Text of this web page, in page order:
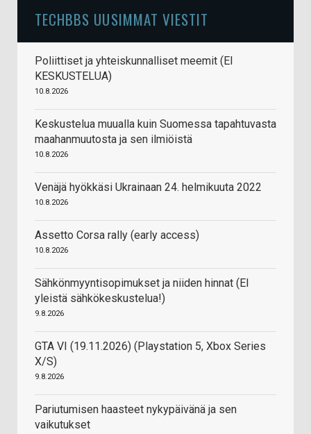
TECHBBS UUSIMMAT VIESTIT
Poliittiset ja yhteiskunnalliset meemit (EI
KESKUSTELUA)
10.8.2026
Keskustelua muualla kuin Suomessa tapahtuvasta
maahanmuutosta ja sen ilmiöistä
10.8.2026
Venäjä hyökkäsi Ukrainaan 24. helmikuuta 2022
10.8.2026
Assetto Corsa rally (early access)
10.8.2026
Sähkönmyyntisopimukset ja niiden hinnat (EI
yleistä sähkökeskustelua!)
9.8.2026
GTA VI (19.11.2026) (Playstation 5, Xbox Series
X/S)
9.8.2026
Pariutumisen haasteet nykypäivänä ja sen
vaikutukset